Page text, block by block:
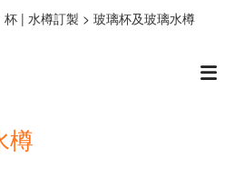
杯 | 水樽訂製 > 玻璃杯及玻璃水樽
樽